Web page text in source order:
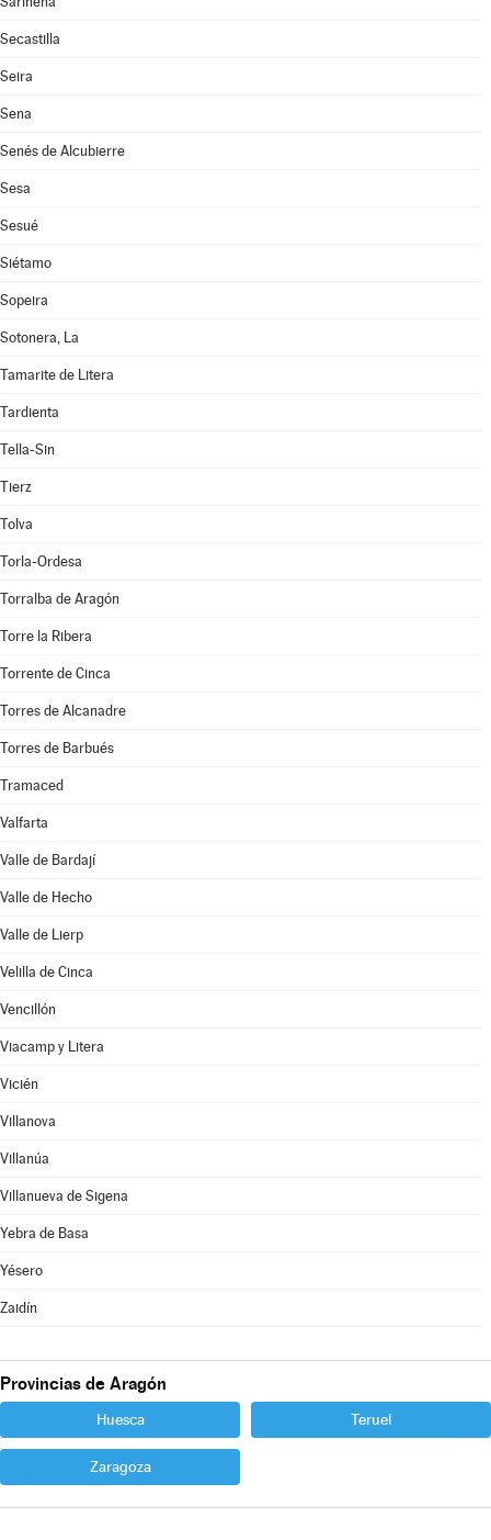
Secastilla
Seira
Sena
Senés de Alcubierre
Sesa
Sesué
Siétamo
Sopeira
Sotonera, La
Tamarite de Litera
Tardienta
Tella-Sin
Tierz
Tolva
Torla-Ordesa
Torralba de Aragón
Torre la Ribera
Torrente de Cinca
Torres de Alcanadre
Torres de Barbués
Tramaced
Valfarta
Valle de Bardají
Valle de Hecho
Valle de Lierp
Velilla de Cinca
Vencillón
Viacamp y Litera
Vicién
Villanova
Villanúa
Villanueva de Sigena
Yebra de Basa
Yésero
Zaidín
Provincias de Aragón
Huesca Teruel
Zaragoza